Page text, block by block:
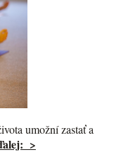
umožní zastať a
>